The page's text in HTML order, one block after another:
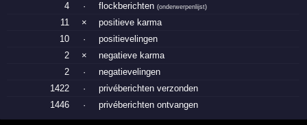
4 · flockberichten(onderwerpenlijst)
11 ×
positieve karma
10
·
positievelingen
2
×
negatieve karma
2
·
negatievelingen
1422
·
privéberichten verzonden
1446
· privéberichten ontvangen